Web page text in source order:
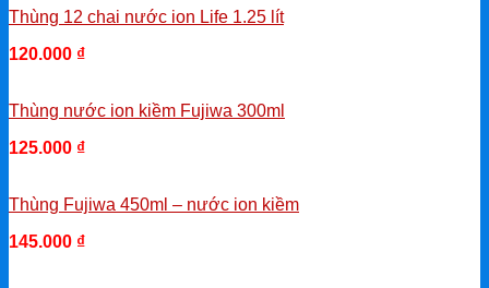
Thùng 12 chai nước ion Life 1.25 lít
120.000 ₫
Thùng nước ion kiềm Fujiwa 300ml
125.000 ₫
Thùng Fujiwa 450ml – nước ion kiềm
145.000 ₫